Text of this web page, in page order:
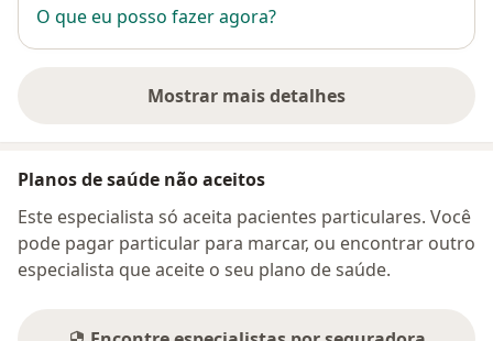
O que eu posso fazer agora?
Mostrar mais detalhes
sobre o endereço
Planos de saúde não aceitos
Este especialista só aceita pacientes particulares. Você
pode pagar particular para marcar, ou encontrar outro
especialista que aceite o seu plano de saúde.